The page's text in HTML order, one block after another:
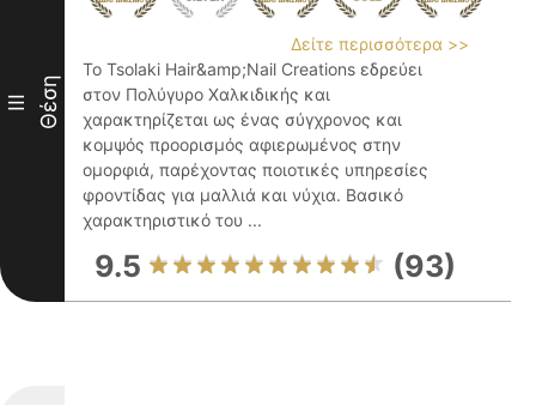
III Θέση
Δείτε περισσότερα >>
Το Tsolaki Hair&amp;Nail Creations εδρεύει
στον Πολύγυρο Χαλκιδικής και
χαρακτηρίζεται ως ένας σύγχρονος και
κομψός προορισμός αφιερωμένος στην
ομορφιά, παρέχοντας ποιοτικές υπηρεσίες
φροντίδας για μαλλιά και νύχια. Βασικό
χαρακτηριστικό του ...
9.5 (93)